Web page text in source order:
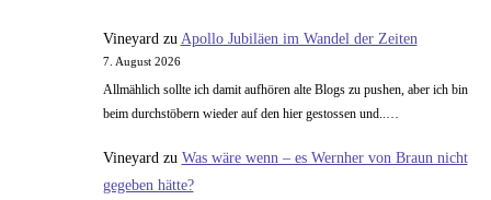
punktförmigen
Vineyardzu Apollo Jubiläen im Wandel der Zeiten
7. August 2026
Allmählich sollte ich damit aufhören alte Blogs zu pushen, aber ich bin
beim durchstöbern wieder auf den hier gestossen und..…
Vineyard zu Was wäre wenn – es Wernher von Braun nicht
gegeben hätte?